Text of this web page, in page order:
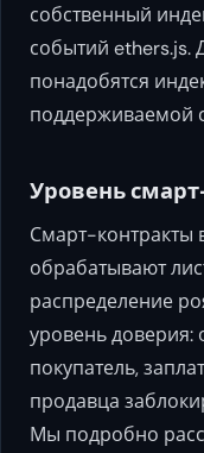
собственный
событий ethers.js.
понадобятся
поддерживаемой
Уровень
Смарт-контракты
обрабатывают
распределение
уровень доверия:
покупатель,
продавца
Мы подробно